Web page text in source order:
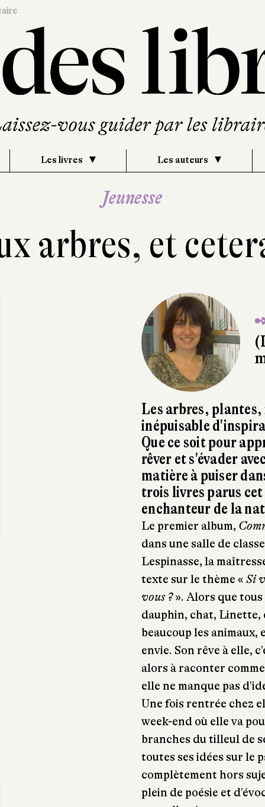
Les livres Les auteurs
Jeunesse
arbres, et
Les arbres,
inépuisable
Que ce soit pour
rêver et s'évader
matière à puiser
trois livres parus
enchanteur de la
Le premier album,
dans une salle de
Lespinasse, la
texte sur le thème « Si
vous ?». Alors que
dauphin, chat, Linette,
beaucoup les
envie. Son rêve à elle,
alors à raconter
elle ne manque pas
Une fois rentrée chez
week-end où elle va
branches du tilleul de
toutes ses idées sur le
complètement hors
plein de poésie et